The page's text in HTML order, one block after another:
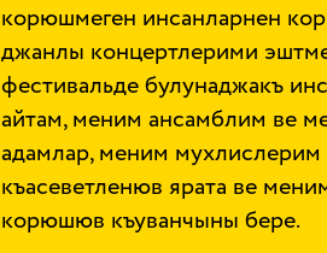
корюшмеген инсанларнен
джанлы концертлерими
фестивальде булунаджакъ
айтам, меним ансамблим ве
адамлар, меним
къасеветленюв ярата ве
корюшюв къуванчыны бере.